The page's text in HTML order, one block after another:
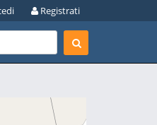
Registrati